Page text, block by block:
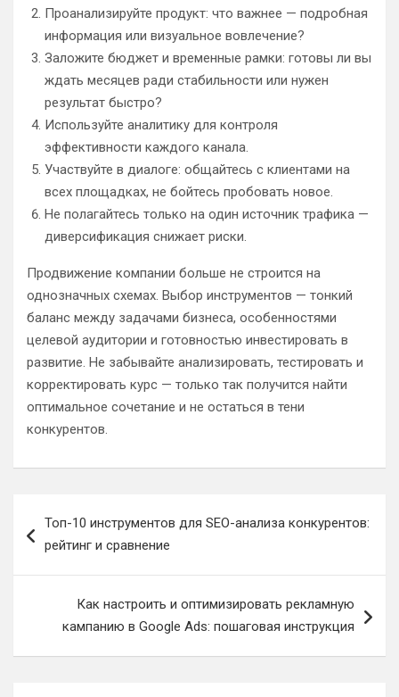
Проанализируйте продукт: что важнее — подробная
информация или визуальное вовлечение?
Заложите бюджет и временные рамки: готовы ли вы
ждать месяцев ради стабильности или нужен
результат быстро?
Используйте аналитику для контроля
эффективности каждого канала.
Участвуйте в диалоге: общайтесь с клиентами на
всех площадках, не бойтесь пробовать новое.
Не полагайтесь только на один источник трафика —
диверсификация снижает риски.
Продвижение компании больше не строится на
однозначных схемах. Выбор инструментов — тонкий
баланс между задачами бизнеса, особенностями
целевой аудитории и готовностью инвестировать в
развитие. Не забывайте анализировать, тестировать и
корректировать курс — только так получится найти
оптимальное сочетание и не остаться в тени
конкурентов.
по
Топ-10 инструментов для SEO-анализа конкурентов:
рейтинг и сравнение
Как настроить и оптимизировать рекламную
кампанию в Google Ads: пошаговая инструкция